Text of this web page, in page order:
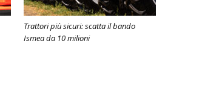
Trattori più sicuri: scatta il bando
Ismea da 10 milioni